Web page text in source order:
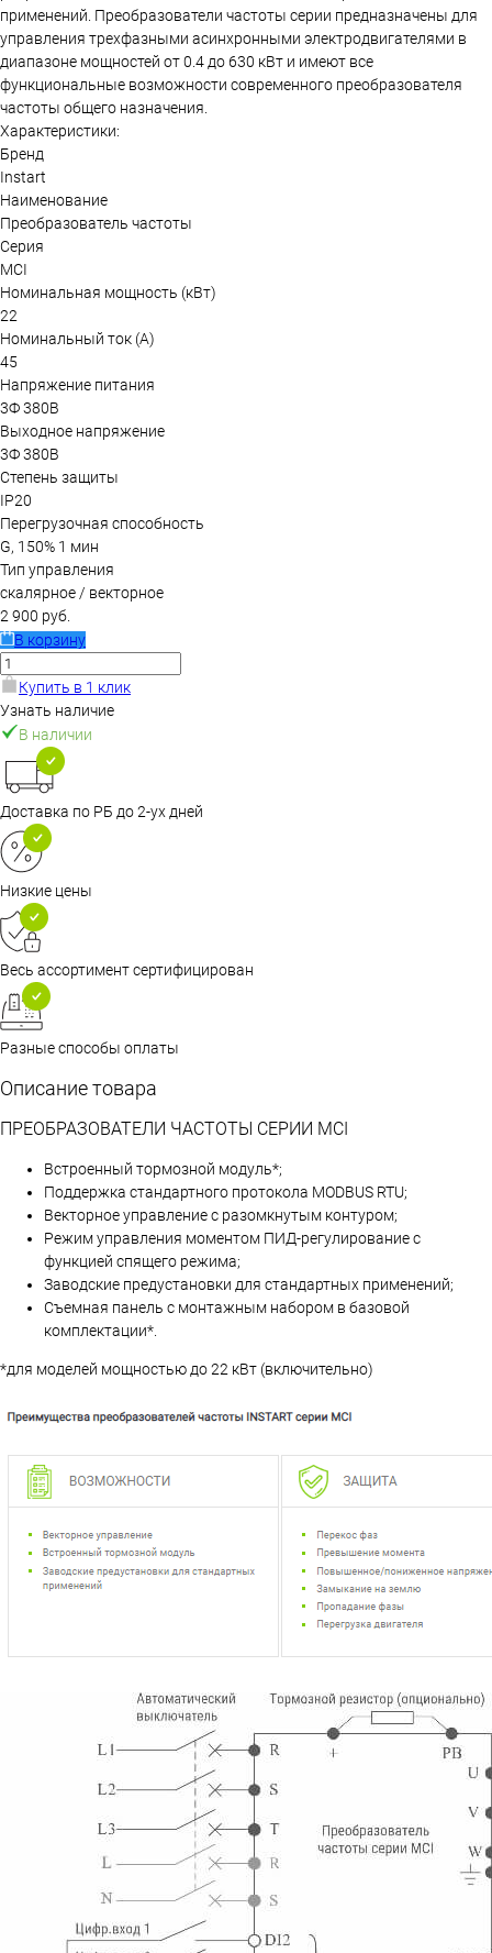
применений. Преобразователи частоты серии предназначены для
управления трехфазными асинхронными электродвигателями в
диапазоне мощностей от 0.4 до 630 кВт и имеют все
функциональные возможности современного преобразователя
частоты общего назначения.
Характеристики:
Бренд
Instart
Наименование
Преобразователь частоты
Серия
MCI
Номинальная мощность (кВт)
22
Номинальный ток (А)
45
Напряжение питания
3Ф 380В
Выходное напряжение
3Ф 380В
Степень защиты
IP20
Перегрузочная способность
G, 150% 1 мин
Тип управления
скалярное / векторное
2 900 руб.
В корзину
Купить в 1 клик
Узнать наличие
В наличии
Доставка по РБ до 2-ух дней
Низкие цены
Весь ассортимент сертифицирован
Разные способы оплаты
Описание товара
ПРЕОБРАЗОВАТЕЛИ ЧАСТОТЫ СЕРИИ MCI
Встроенный тормозной модуль*;
Поддержка стандартного протокола MODBUS RTU;
Векторное управление с разомкнутым контуром;
Режим управления моментом ПИД-регулирование с
функцией спящего режима;
Заводские предустановки для стандартных применений;
Съемная панель с монтажным набором в базовой
комплектации*.
*для моделей мощностью до 22 кВт (включительно)